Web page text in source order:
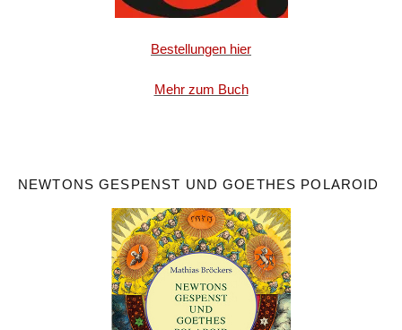
Bestellungen hier
Mehr zum Buch
NEWTONS GESPENST UND GOETHES POLAROID